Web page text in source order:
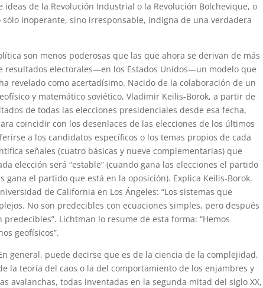
de la Revolución Industrial o la Revolución Bolchevique, o
inoperante, sino irresponsable, indigna de una verdadera
son menos poderosas que las que ahora se derivan de más
resultados electorales—en los Estados Unidos—un modelo que
revelado como acertadísimo. Nacido de la colaboración de un
y matemático soviético, Vladimir Keilis-Borok, a partir de
de todas las elecciones presidenciales desde esa fecha,
coincidir con los desenlaces de las elecciones de los últimos
a los candidatos específicos o los temas propios de cada
señales (cuatro básicas y nueve complementarias) que
elección será “estable” (cuando gana las elecciones el partido
gana el partido que está en la oposición). Explica Keilis-Borok.
de California en Los Ángeles: “Los sistemas que
No son predecibles con ecuaciones simples, pero después
Lichtman lo resume de esta forma: “Hemos
geofísicos”.
general, puede decirse que es de la ciencia de la complejidad,
la teoría del caos o la del comportamiento de los enjambres y
avalanchas, todas inventadas en la segunda mitad del siglo XX,